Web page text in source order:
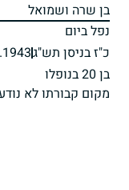
בן שרה ושמואל
נפל ביום
כ"ז בניסן תש"ג
בן 20 בנופלו
מקום קבורתו לא